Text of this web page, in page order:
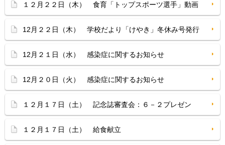
１２月２２日（木） 食育「トップスポーツ選手」動画
12月２２日（木） 学校だより「けやき」冬休み号発行
12月２１日（水） 感染症に関するお知らせ
12月２０日（火） 感染症に関するお知らせ
１２月１７日（土） 記念誌審査会：６－２プレゼン
１２月１７日（土） 給食献立